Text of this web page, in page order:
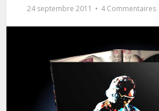
24 septembre 2011 4 Commentaires